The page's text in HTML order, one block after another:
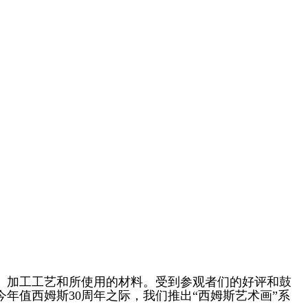
工工艺和所使用的材料。受到参观者们的好评和鼓
值西姆斯30周年之际，我们推出“西姆斯艺术画”系